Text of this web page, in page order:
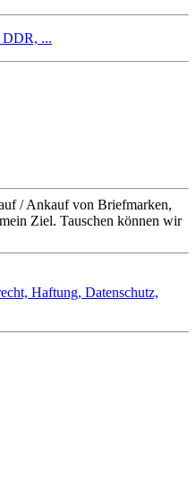
DDR, ...
/ Ankauf von Briefmarken,
Ziel. Tauschen können wir
Haftung, Datenschutz,